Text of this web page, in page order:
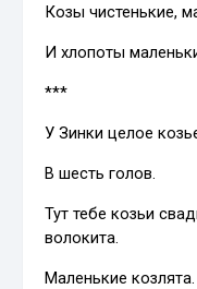
Козы чистенькие,
И хлопоты
***
У Зинки целое
В шесть голов.
Тут тебе козьи
волокита.
Маленькие